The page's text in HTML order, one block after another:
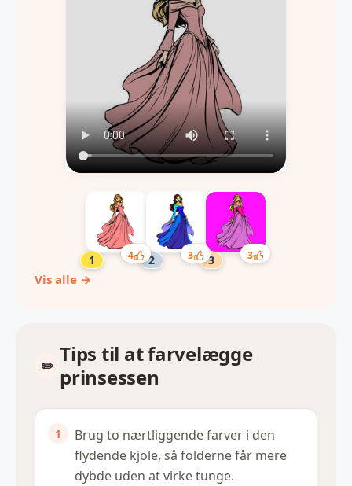
4 3 3
Vis alle →
Tips til at farvelægge
prinsessen
Brug to nærtliggende farver i den
flydende kjole, så folderne får mere
dybde uden at virke tunge.